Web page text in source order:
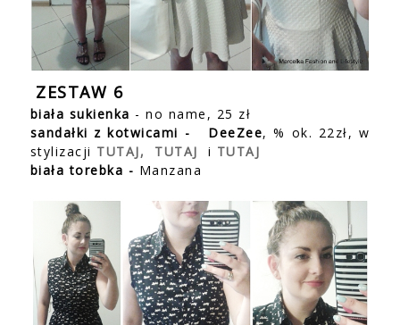
ZESTAW 6
biała sukienka - no name, 25 zł
sandałki z kotwicami -
DeeZee, % ok. 22zł, w
stylizacji TUTAJ, TUTAJ i TUTAJ
biała torebka - Manzana